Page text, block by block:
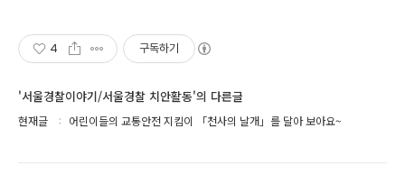
4 구독하기
'서울경찰이야기/서울경찰 치안활동'의 다른글
현재글 어린이들의 교통안전 지킴이 「천사의 날개」를 달아 보아요~